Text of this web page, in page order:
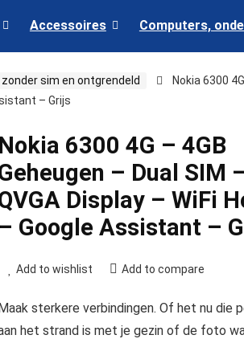
Accessoires Computers,
sim en ontgrendeld
Nokia 6300
– Grijs
Nokia 6300 4G – 4GB
– Dual SIM
Display – WiFi
– Google Assistant –
Add to wishlist Add to compare
sterkere verbindingen. Of het nu die
het strand is met je gezin of de foto